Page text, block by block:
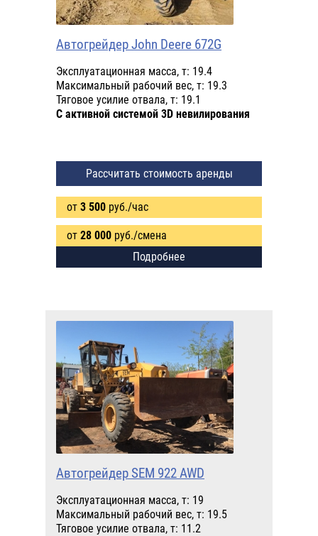
Автогрейдер John Deere 672G
Эксплуатационная масса, т: 19.4
Максимальный рабочий вес, т: 19.3
Тяговое усилие отвала, т: 19.1
С активной системой 3D невилирования
Рассчитать стоимость аренды
от 3 500 руб./час
от 28 000 руб./смена
Подробнее
Автогрейдер SEM 922 AWD
Эксплуатационная масса, т: 19
Максимальный рабочий вес, т: 19.5
Тяговое усилие отвала, т: 11.2